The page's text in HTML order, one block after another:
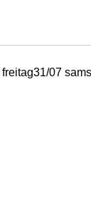
freitag31/07